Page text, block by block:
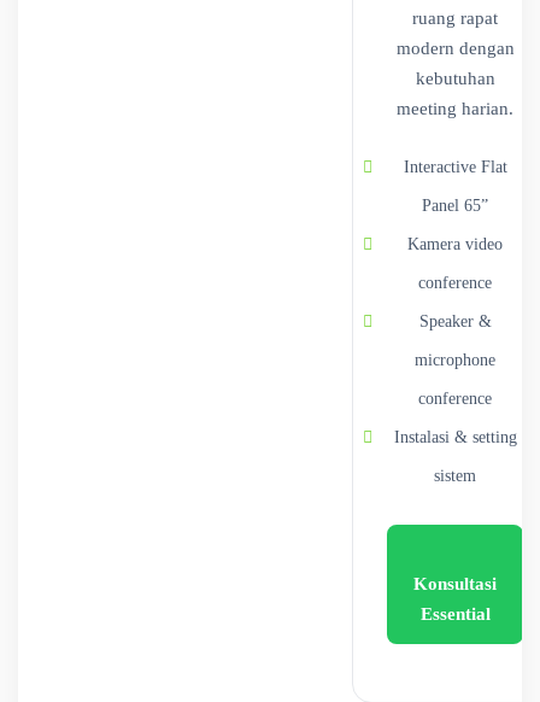
ruang rapat
modern dengan
kebutuhan
meeting harian.
Interactive Flat
Panel 65”
Kamera video
conference
Speaker &
microphone
conference
Instalasi & setting
sistem
Konsultasi
Essential